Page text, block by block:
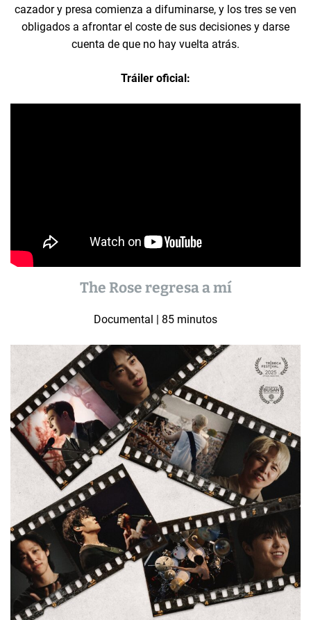
cazador y presa comienza a difuminarse, y los tres se ven
obligados a afrontar el coste de sus decisiones y darse
cuenta de que no hay vuelta atrás.
Tráiler oficial:
The Rose regresa a mí
Documental | 85 minutos